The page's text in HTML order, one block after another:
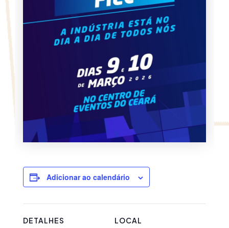
Adicionar ao calendário
DETALHES LOCAL